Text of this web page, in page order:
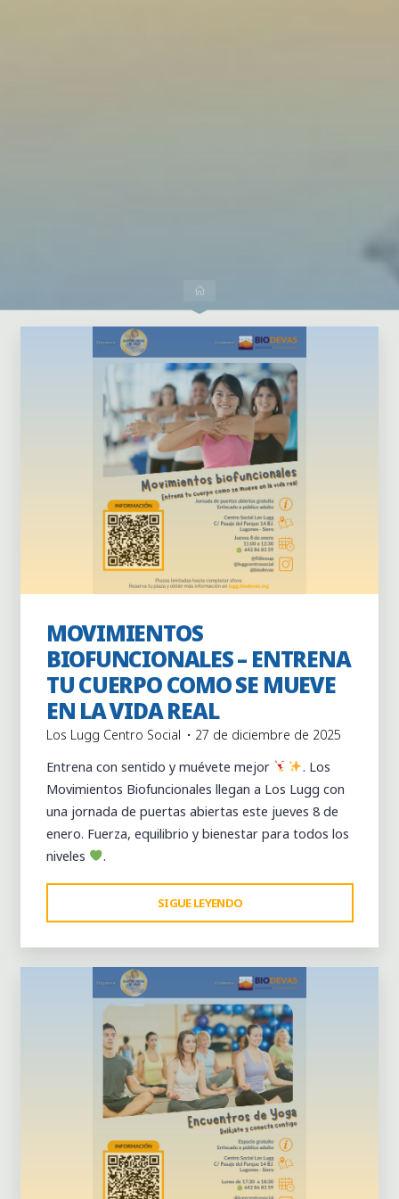
Actividades Clases continuas
MOVIMIENTOS
BIOFUNCIONALES – ENTRENA
TU CUERPO COMO SE MUEVE
EN LA VIDA REAL
Los Lugg Centro Social
27 de diciembre de 2025
Entrena con sentido y muévete mejor
. Los
Movimientos Biofuncionales llegan a Los Lugg con
una jornada de puertas abiertas este jueves 8 de
enero. Fuerza, equilibrio y bienestar para todos los
niveles
.
SIGUE LEYENDO
BIOFUNCIONALES
–
ENTRENA
TU
CUERPO
COMO
SE
MUEVE
EN
LA
VIDA
REAL"
Dejar un comentario